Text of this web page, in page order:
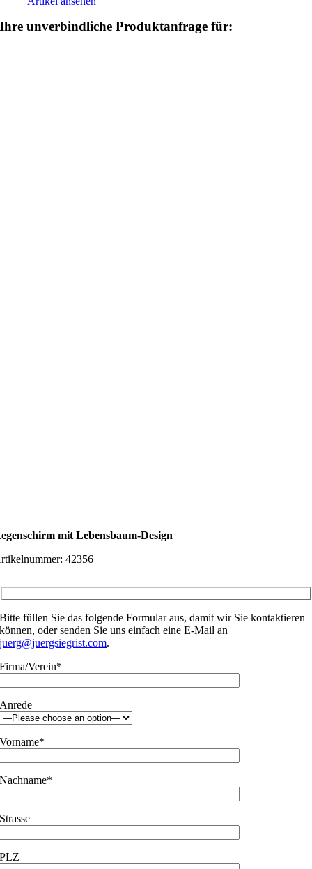
Ihre unverbindliche Produktanfrage für:
mit Lebensbaum-Design
42356
Bitte füllen Sie das folgende Formular aus, damit wir Sie kontaktieren
können, oder senden Sie uns einfach eine E-Mail an
juerg@juergsiegrist.com.
Firma/Verein*
Anrede
Vorname*
Nachname*
Strasse
PLZ